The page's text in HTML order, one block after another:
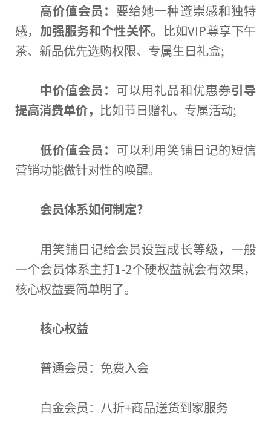
高价值会员： 要给她一种遵崇感和独特
感， 加强服务和个性关怀。 比如VIP尊享下午
茶、新品优先选购权限、专属生日礼盒;
中价值会员： 可以用礼品和优惠券引导
提高消费单价， 比如节日赠礼、专属活动;
低价值会员： 可以利用笑铺日记的短信
营销功能做针对性的唤醒。
会员体系如何制定?
用笑铺日记给会员设置成长等级， 一般
一个会员体系主打1-2个硬权益就会有效果，
核心权益要简单明了。
核心权益
普通会员：免费入会
白金会员：八折+商品送货到家服务